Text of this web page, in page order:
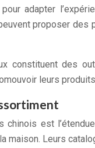
adapter
proposer des
constituent des
leurs
chinois est
maison. Leurs